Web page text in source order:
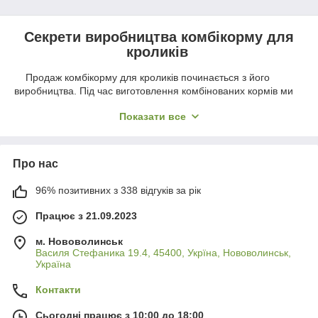
Секрети виробництва комбікорму для
кроликів
Продаж комбікорму для кроликів починається з його
виробництва. Під час виготовлення комбінованих кормів ми
визнаним європейським стандартам. Комбікорм для кроликів
рослинного походження, великі та малі елементи, що сприяє
активному розвитку та швидкому росту кроликів. Крім того,
корм містить вітамінізовану вакцину, яка потрібна кроликам
для профілактики та лікування дуже небезпечних
захворювань тварин.
процедуру огляду якості, зокрема й у лабораторії. Широкий
асортимент і детальні регламенти до кожного препарату
допоможуть Вам знайти саме те, що Вам потрібно. Для
зручності ми розділили товари на категорії та додали
фільтри.
Показати все
Про нас
96% позитивних з 338 відгуків за рік
Працює з 21.09.2023
м. Нововолинськ
Василя Стефаника 19.4, 45400, Укрїна, Нововолинськ,
Україна
Контакти
Сьогодні працює з 10:00 до 18:00